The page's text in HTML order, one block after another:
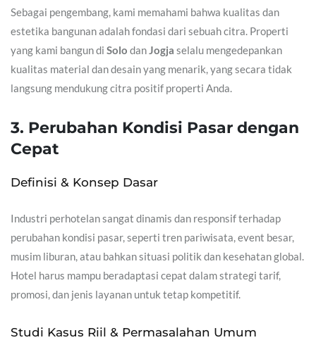
Sebagai pengembang, kami memahami bahwa kualitas dan
estetika bangunan adalah fondasi dari sebuah citra. Properti
yang kami bangun di Solo danJogja selalu mengedepankan
kualitas material dan desain yang menarik, yang secara tidak
langsung mendukung citra positif properti Anda.
3. Perubahan Kondisi Pasar dengan
Cepat
Definisi & Konsep Dasar
Industri perhotelan sangat dinamis dan responsif terhadap
perubahan kondisi pasar, seperti tren pariwisata, event besar,
musim liburan, atau bahkan situasi politik dan kesehatan global.
Hotel harus mampu beradaptasi cepat dalam strategi tarif,
promosi, dan jenis layanan untuk tetap kompetitif.
Studi Kasus Riil & Permasalahan Umum